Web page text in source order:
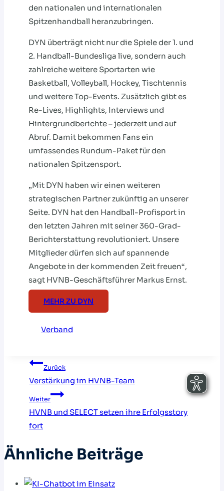
den nationalen und internationalen
Spitzenhandball heranzubringen.
DYN überträgt nicht nur die Spiele der 1. und
2. Handball-Bundesliga live, sondern auch
zahlreiche weitere Sportarten wie
Basketball, Volleyball, Hockey, Tischtennis
und weitere Top-Events. Zusätzlich gibt es
Re-Lives, Highlights, Interviews und
Hintergrundberichte – jederzeit und auf
Abruf. Damit bekommen Fans ein
umfassendes Rundum-Paket für den
nationalen Spitzensport.
„Mit DYN haben wir einen weiteren
strategischen Partner zukünftig an unserer
Seite. DYN hat den Handball-Profisport in
den letzten Jahren mit seiner 360-Grad-
Berichterstattung revolutioniert. Unsere
Mitglieder dürfen sich auf spannende
Angebote in der kommenden Zeit freuen“,
sagt HVNB-Geschäftsführer Markus Ernst.
MEHR ZU DYN
Verband
Beitragsnavigation
Zurück
Verstärkung im HVNB-Team
Weiter
HVNB und SELECT setzen ihre Erfolgsstory
fort
Ähnliche Beiträge